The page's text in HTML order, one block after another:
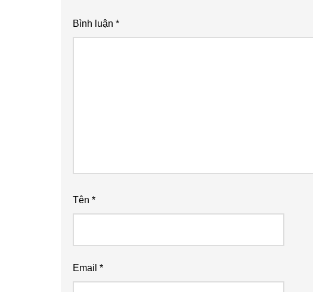
Bình luận *
Tên *
Email *